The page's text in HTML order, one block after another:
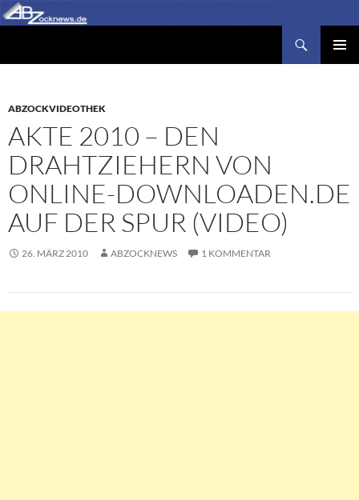
Zum
Inhalt
ABZOCKVIDEOTHEK
AKTE 2010 – DEN
DRAHTZIEHERN VON
ONLINE-DOWNLOADEN.DE
AUF DER SPUR (VIDEO)
26. MÄRZ 2010 ABZOCKNEWS 1 KOMMENTAR